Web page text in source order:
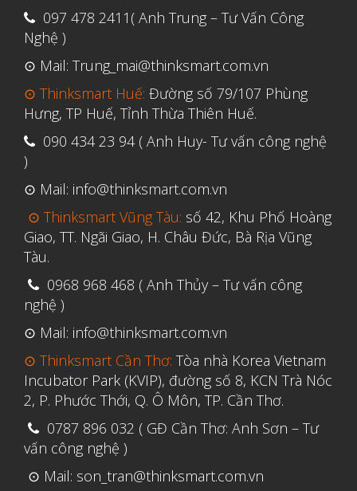
097 478 2411( Anh Trung – Tư Vấn Công
Nghệ )
⊙ Mail: Trung_mai@thinksmart.com.vn
⊙ Thinksmart Huế: Đường số 79/107 Phùng
Hưng, TP Huế, Tỉnh Thừa Thiên Huế.
090 434 23 94 ( Anh Huy- Tư vấn công nghệ
)
⊙ Mail: info@thinksmart.com.vn
⊙ Thinksmart Vũng Tàu: số 42, Khu Phố Hoàng
Giao, TT. Ngãi Giao, H. Châu Đức, Bà Rịa Vũng
Tàu.
0968 968 468 ( Anh Thủy – Tư vấn công
nghệ )
⊙ Mail: info@thinksmart.com.vn
⊙ Thinksmart Cần Thơ: Tòa nhà Korea Vietnam
Incubator Park (KVIP), đường số 8, KCN Trà Nóc
2, P. Phước Thới, Q. Ô Môn, TP. Cần Thơ.
0787 896 032 ( GĐ Cần Thơ: Anh Sơn – Tư
vấn công nghệ )
⊙ Mail: son_tran@thinksmart.com.vn